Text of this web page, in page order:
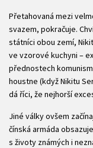
Přetahovaná mezi
svazem, ­pokračuje.
státníci obou zemí,
ve vzorové kuchyni –
přednostech
houstne (když Nikitu
dá říci, že nejhorší
Jiné války ovšem
čínská armáda
s životy známých i